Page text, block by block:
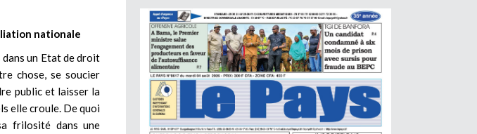
nationale
un Etat de droit
chose, se soucier
public et laisser la
elle croule. De quoi
frilosité dans une